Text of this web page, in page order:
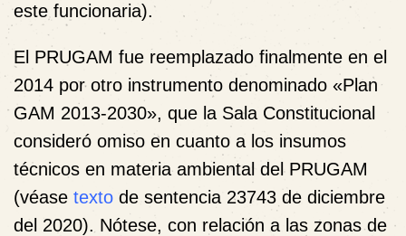
este funcionaria).
El PRUGAM fue reemplazado finalmente en el
2014 por otro instrumento denominado «Plan
GAM 2013-2030», que la Sala Constitucional
consideró omiso en cuanto a los insumos
técnicos en materia ambiental del PRUGAM
(véase texto de sentencia 23743 de diciembre
del 2020). Nótese, con relación a las zonas de